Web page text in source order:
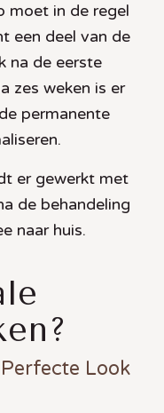
moet in de regel
een deel van de
na de eerste
zes weken is er
permanente
er gewerkt met
de behandeling
naar huis.
Look